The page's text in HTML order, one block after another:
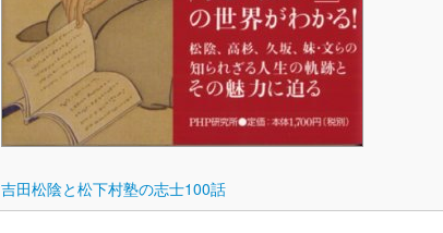
吉田松陰と松下村塾の志士100話